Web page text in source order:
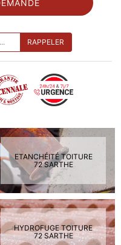
ETANCHÉITÉ TOITURE
72 SARTHE
HYDROFUGE TOITURE
72 SARTHE